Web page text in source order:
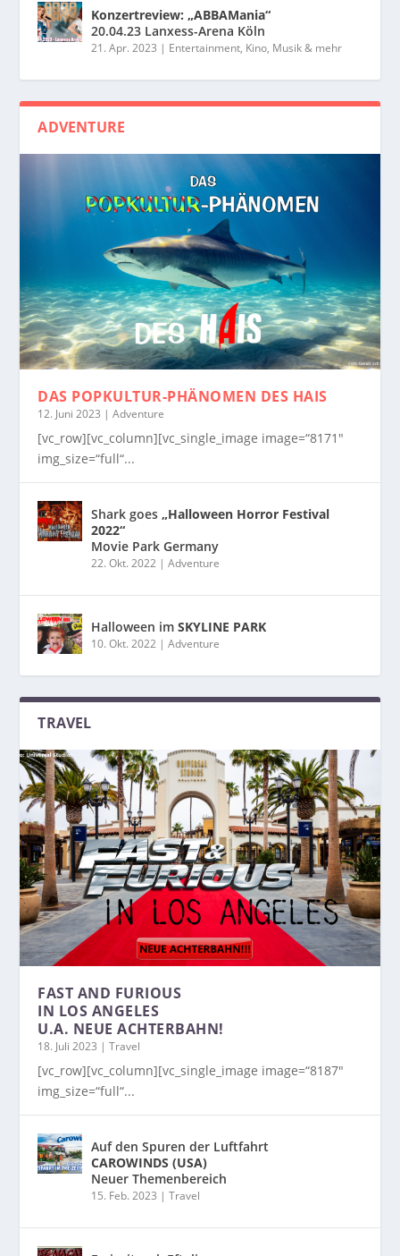
Konzertreview: „ABBAMania“
20.04.23 Lanxess-Arena Köln
21. Apr. 2023 | Entertainment, Kino, Musik & mehr
ADVENTURE
DAS POPKULTUR-PHÄNOMEN DES HAIS
12. Juni 2023 |Adventure
[vc_row][vc_column][vc_single_image image=“8171″
img_size=“full“...
Shark goes„Halloween Horror Festival
2022“
Movie Park Germany
22. Okt. 2022 |Adventure
Halloween imSKYLINE PARK
10. Okt. 2022 |Adventure
TRAVEL
FAST AND FURIOUS
IN LOS ANGELES
U.A. NEUE ACHTERBAHN!
18. Juli 2023 |Travel
[vc_row][vc_column][vc_single_image image=“8187″
img_size=“full“...
Auf den Spuren der Luftfahrt
CAROWINDS (USA)
Neuer Themenbereich
15. Feb. 2023 |Travel